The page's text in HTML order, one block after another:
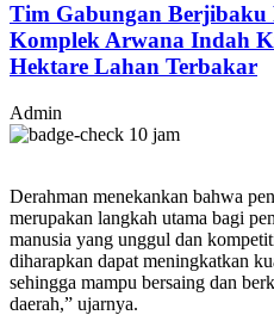
Tim Gabungan
Komplek Arwana Indah
Hektare Lahan Terbakar
Admin
10 jam
Derahman menekankan bahwa
merupakan langkah utama bagi
manusia yang unggul dan
diharapkan dapat meningkatkan
sehingga mampu bersaing dan
daerah,” ujarnya.